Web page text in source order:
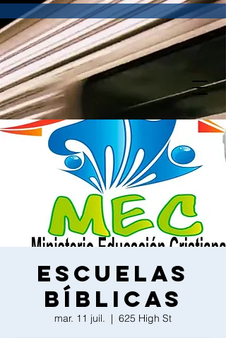
Escuelas
bíblicas
mar. 11 juil.
  |
625 High St